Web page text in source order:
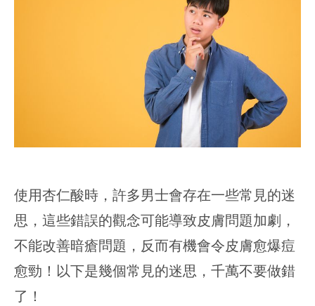
使用杏仁酸時，許多男士會存在一些常見的迷
思，這些錯誤的觀念可能導致皮膚問題加劇，
不能改善暗瘡問題，反而有機會令皮膚愈爆痘
愈勁！以下是幾個常見的迷思，千萬不要做錯
了！